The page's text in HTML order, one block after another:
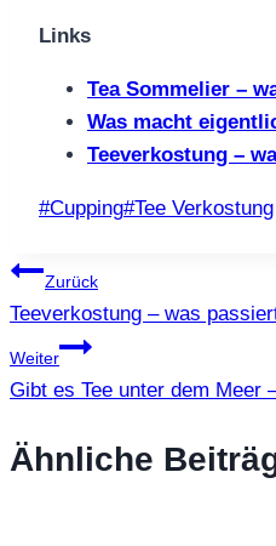
Links
Tea Sommelier –
Was macht
Teeverkostung –
Schlagworte:
#Cupping#Tee Verkostung
Zurück
Teeverkostung – was
Weiter
Gibt es Tee unter dem Meer
Ähnliche